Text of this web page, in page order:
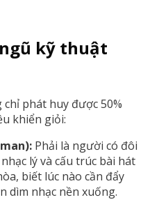
kỹ thuật
phát huy được 50%
khiển giỏi:
Phải là người có đôi
lý và cấu trúc bài hát
biết lúc nào cần đẩy
dìm nhạc nền xuống.